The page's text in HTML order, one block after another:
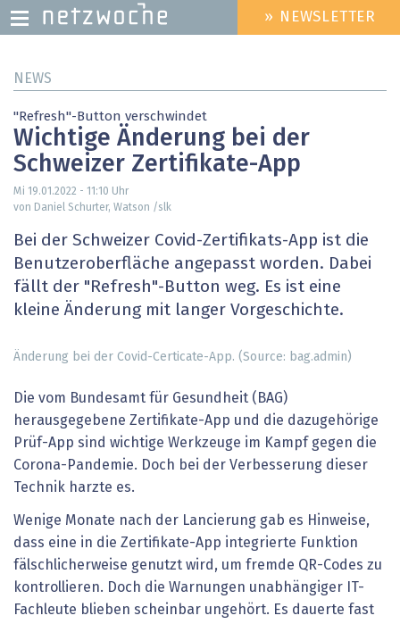
zum
HEADER
MENU
» NEWSLETTER
NEWS
"Refresh"-Button verschwindet
Wichtige Änderung bei der
Schweizer Zertifikate-App
Mi 19.01.2022 - 11:10 Uhr
von Daniel Schurter, Watson /slk
Bei der Schweizer Covid-Zertifikats-App ist die
Benutzeroberfläche angepasst worden. Dabei
fällt der "Refresh"-Button weg. Es ist eine
kleine Änderung mit langer Vorgeschichte.
Änderung bei der Covid-Certicate-App. (Source: bag.admin)
Die vom Bundesamt für Gesundheit (BAG)
herausgegebene Zertifikate-App und die dazugehörige
Prüf-App sind wichtige Werkzeuge im Kampf gegen die
Corona-Pandemie. Doch bei der Verbesserung dieser
Technik harzte es.
Wenige Monate nach der Lancierung gab es Hinweise,
dass eine in die Zertifikate-App integrierte Funktion
fälschlicherweise genutzt wird, um fremde QR-Codes zu
kontrollieren. Doch die Warnungen unabhängiger IT-
Fachleute blieben scheinbar ungehört. Es dauerte fast